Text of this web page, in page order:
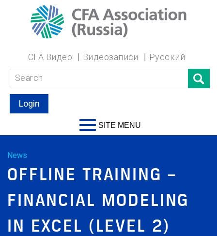
CFA Видео Видеозаписи Русский
Login
SITE MENU
News
OFFLINE TRAINING –
FINANCIAL MODELING
IN EXCEL (LEVEL 2)